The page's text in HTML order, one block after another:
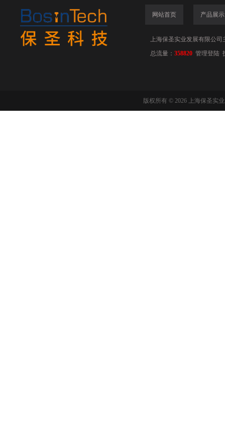
网站首页 产品展示
上海保圣实业发展有限公司
总流量： 358820 管理登陆
版权所有 © 2026 上海保圣实